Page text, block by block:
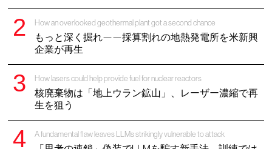
How an overlooked geothermal plant got a second chance
もっと深く掘れ——採算割れの地熱発電所を米新興
企業が再生
How lasers could help provide fuel for nuclear reactors
核廃棄物は「地上ウラン鉱山」、レーザー濃縮で再
生を狙う
A fundamental flaw leaves LLMs strikingly vulnerable to attack